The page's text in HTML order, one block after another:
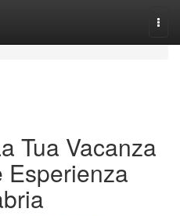
Tua Vacanza
Esperienza